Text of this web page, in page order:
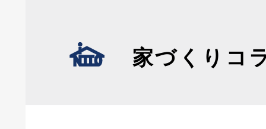
家づくりコ